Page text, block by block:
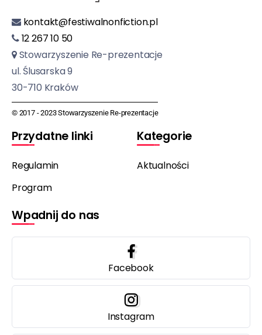
kontakt@festiwalnonfiction.pl
12 267 10 50
Stowarzyszenie Re-prezentacje
ul. Ślusarska 9
30-710 Kraków
© 2017 - 2023 Stowarzyszenie Re-prezentacje
Przydatne linki
Regulamin
Program
Kategorie
Aktualności
Wpadnij do nas
Facebook
Instagram